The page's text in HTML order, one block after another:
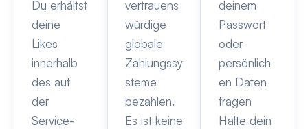
Du erhältst
deine
Likes
innerhalb
des auf
der
Service-
vertrauens
würdige
globale
Zahlungssy
steme
bezahlen.
Es ist keine
deinem
Passwort
oder
persönlich
en Daten
fragen
Halte dein